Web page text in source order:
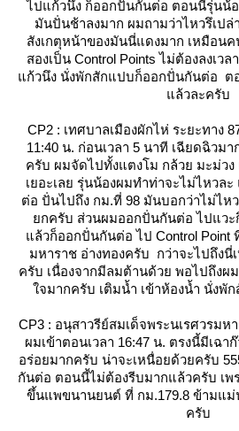
ไปแก้วนึง ก็ออกปั่นกันต่อ ตอนนี้รุ่นน้
มันปั่นช้าลงมาก ผมถามว่าไหวรึเป
สังเกตุหน้าของมันนี่แดงมาก เหมือน
สองเป็น Control Points ไม่ต้องลงเว
ก้วนึง นั่งพักสักแปบก็ออกปั่นกันต่อ ต
ล้วละครับ
CP2 : เทศบาลเมืองผักไห่ ระยะทาง
11:40 น. ก่อนเวลา 5 นาที เฉียดฉิวม
ครับ ผมจัดไปทั้งแตงโม กล้วย มะม่วง
เยอะเลย รุ่นน้องผมทำท่าจะไม่ไหวล
ต่อ ปั่นไปถึง กม.ที่ 98 มันบอกว่าไม่ไหว
กครับ ส่วนผมออกปั่นกันต่อ ไปแวะ
ล้วก็ออกปั่นกันต่อ ไป Control Point
มหาราช อ่างทองครับ กว่าจะไปถึงนี่
ครับ เนื่องจากมีลมต้านด้วย พอไปถึงผ
จมากครับ เติมน้ำ เข้าห้องน้ำ นั่งพั
CP3 : อนุสาวรีย์สมเด็จพระนเรศวรมห
ผมเข้าตอนเวลา 16:47 น. ตรงนี้มีเฉา
อร่อยมากครับ น่าจะเหนื่อยด้วยครับ
กันต่อ ตอนนี้ไม่ต้องรีบมากแล้วครับ เพ
ขึ้นแพขนานยนต์ ที่ กม.179.8 ข้ามแม่
ครับ